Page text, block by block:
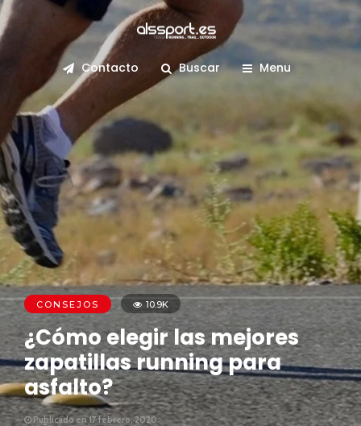
Contacto Buscar Menu
CONSEJOS 10.9K
¿Cómo elegir las mejores
zapatillas running para
asfalto?
Publicado en 17 febrero, 2020